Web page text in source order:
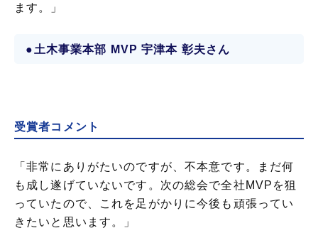
ます。」
●土木事業本部 MVP 宇津本 彰夫さん
受賞者コメント
「非常にありがたいのですが、不本意です。まだ何
も成し遂げていないです。次の総会で全社MVPを狙
っていたので、これを足がかりに今後も頑張ってい
きたいと思います。」